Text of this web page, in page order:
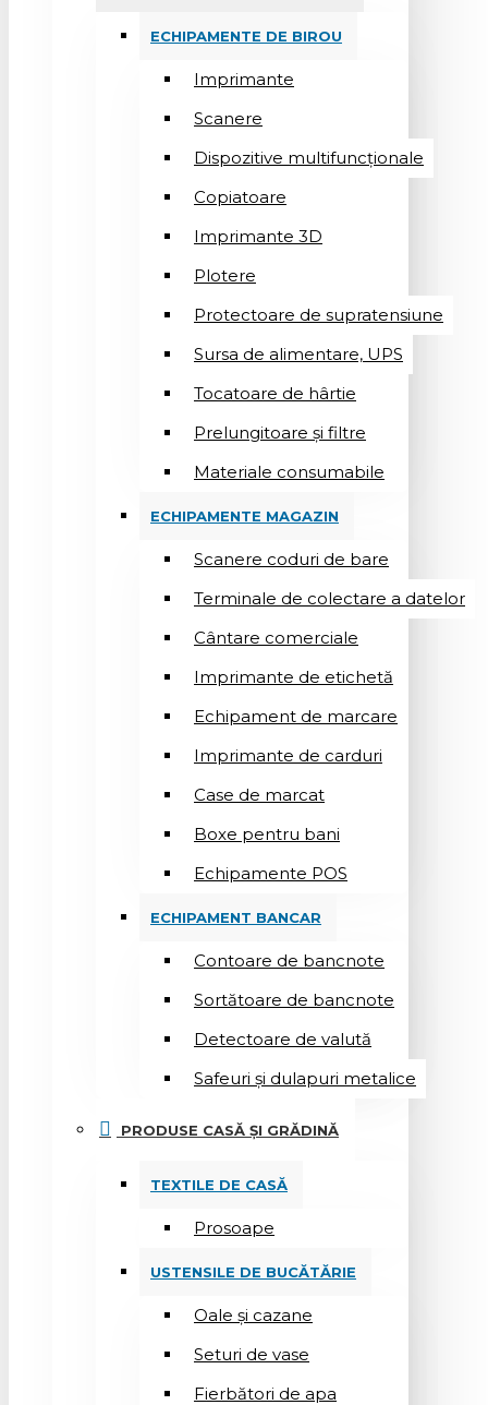
ECHIPAMENTE DE BIROU
Imprimante
Scanere
Dispozitive multifuncționale
Copiatoare
Imprimante 3D
Plotere
Protectoare de supratensiune
Sursa de alimentare, UPS
Tocatoare de hârtie
Prelungitoare și filtre
Materiale consumabile
ECHIPAMENTE MAGAZIN
Scanere coduri de bare
Terminale de colectare a datelor
Cântare comerciale
Imprimante de etichetă
Echipament de marcare
Imprimante de carduri
Case de marcat
Boxe pentru bani
Echipamente POS
ECHIPAMENT BANCAR
Contoare de bancnote
Sortătoare de bancnote
Detectoare de valută
Safeuri și dulapuri metalice
PRODUSE CASĂ ȘI GRĂDINĂ
TEXTILE DE CASĂ
Prosoape
USTENSILE DE BUCĂTĂRIE
Oale și cazane
Seturi de vase
Fierbători de apa